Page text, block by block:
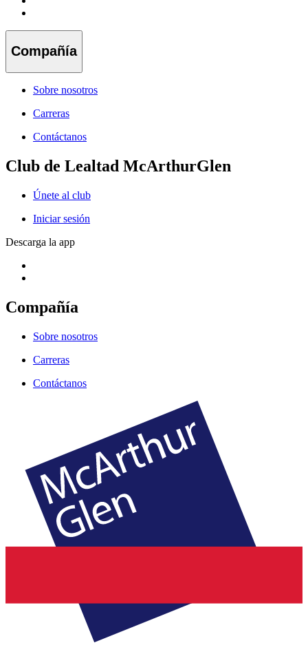
Compañía
Sobre nosotros
Carreras
Contáctanos
Club de Lealtad McArthurGlen
Únete al club
Iniciar sesión
Descarga la app
Compañía
Sobre nosotros
Carreras
Contáctanos